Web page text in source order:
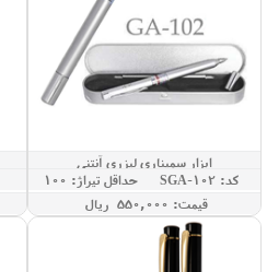
ابزار سمیناری لیزری آنتنی
کد: SGA-102
حداقل تيراژ: 100
قيمت: 550,000 ريال